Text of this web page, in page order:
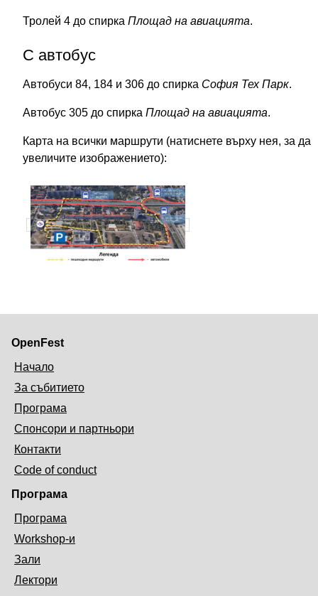
Тролей 4 до спирка Площад на авиацията.
С автобус
Автобуси 84, 184 и 306 до спирка София Тех Парк.
Автобус 305 до спирка Площад на авиацията.
Карта на всички маршрути (натиснете върху нея, за да
увеличите изображението):
OpenFest
Начало
За събитието
Програма
Спонсори и партньори
Контакти
Code of conduct
Програма
Програма
Workshop-и
Зали
Лектори